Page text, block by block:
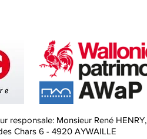
responsale: Monsieur René HENRY,
Chars 6 - 4920 AYWAILLE